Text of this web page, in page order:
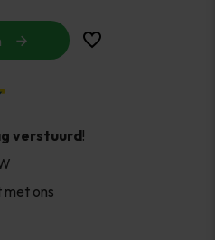
verstuurd!
ons